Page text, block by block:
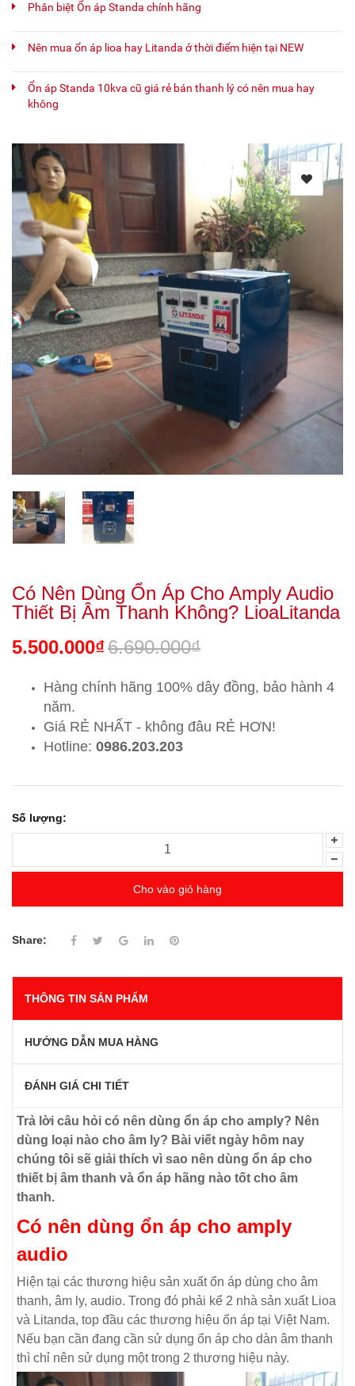
Phân biệt Ổn áp Standa chính hãng
Nên mua ổn áp lioa hay Litanda ở thời điểm hiện tại NEW
Ổn áp Standa 10kva cũ giá rẻ bán thanh lý có nên mua hay
không
Có Nên Dùng Ổn Áp Cho Amply Audio
Thiết Bị Âm Thanh Không? LioaLitanda
5.500.000₫6.690.000₫
Hàng chính hãng 100% dây đồng, bảo hành 4
năm.
Giá RẺ NHẤT - không đâu RẺ HƠN!
Hotline: 0986.203.203
Số lượng:
Cho vào giỏ hàng
Share:
THÔNG TIN SẢN PHẨM
HƯỚNG DẪN MUA HÀNG
ĐÁNH GIÁ CHI TIẾT
Trả lời câu hỏi có nên dùng ổn áp cho amply? Nên
dùng loại nào cho âm ly? Bài viết ngày hôm nay
chúng tôi sẽ giải thích vì sao nên dùng ổn áp cho
thiết bị âm thanh và ổn áp hãng nào tốt cho âm
thanh.
Có nên dùng ổn áp cho amply
audio
Hiện tại các thương hiệu sản xuất ổn áp dùng cho âm
thanh, âm ly, audio. Trong đó phải kể 2 nhà sản xuất Lioa
và Litanda, top đầu các thương hiệu ổn áp tại Việt Nam.
Nếu bạn cần đang cần sử dụng ổn áp cho dàn âm thanh
thì chỉ nên sử dụng một trong 2 thương hiệu này.